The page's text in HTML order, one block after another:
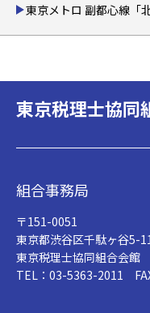
東京メトロ 副都心線「
東京税理士協同
組合事務局
〒151-0051
東京都渋谷区千駄ヶ谷5-
東京税理士協同組合会館
TEL：03-5363-2011